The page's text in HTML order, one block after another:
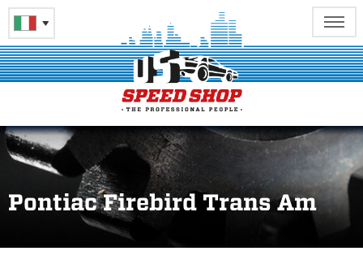
Pontiac Firebird Trans Am